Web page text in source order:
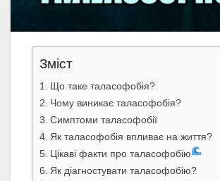
Зміст
Що таке таласофобія?
Чому виникає таласофобія?
Симптоми таласофобії
Як таласофобія впливає на життя?
Цікаві факти про таласофобію
Як діагностувати таласофобію?